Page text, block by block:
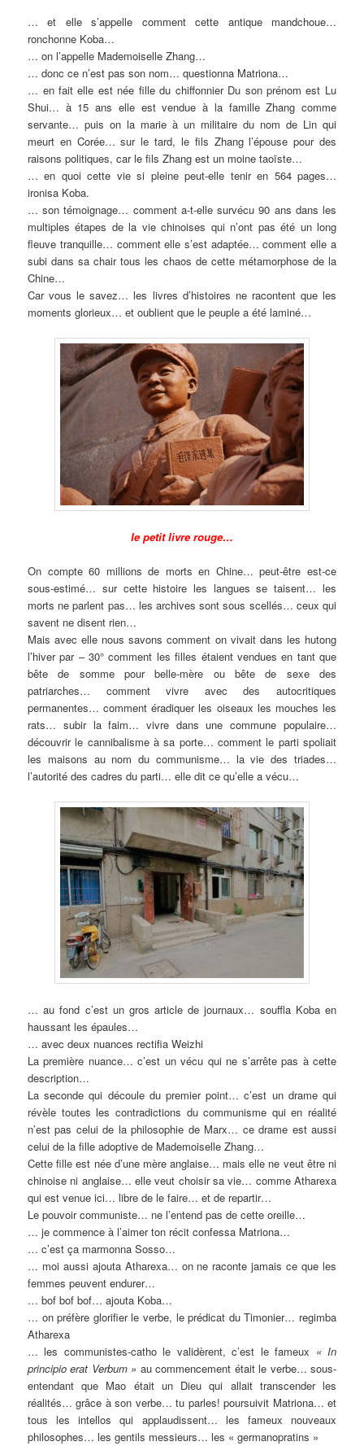
… et elle s’appelle comment cette antique mandchoue…
ronchonne Koba…
… on l’appelle Mademoiselle Zhang…
… donc ce n’est pas son nom… questionna Matriona…
… en fait elle est née fille du chiffonnier Du son prénom est Lu
Shui… à 15 ans elle est vendue à la famille Zhang comme
servante… puis on la marie à un militaire du nom de Lin qui
meurt en Corée… sur le tard, le fils Zhang l’épouse pour des
raisons politiques, car le fils Zhang est un moine taoïste…
… en quoi cette vie si pleine peut-elle tenir en 564 pages…
ironisa Koba.
… son témoignage… comment a-t-elle survécu 90 ans dans les
multiples étapes de la vie chinoises qui n’ont pas été un long
fleuve tranquille… comment elle s’est adaptée… comment elle a
subi dans sa chair tous les chaos de cette métamorphose de la
Chine…
Car vous le savez… les livres d’histoires ne racontent que les
moments glorieux… et oublient que le peuple a été laminé…
le petit livre rouge…
On compte 60 millions de morts en Chine… peut-être est-ce
sous-estimé… sur cette histoire les langues se taisent… les
morts ne parlent pas… les archives sont sous scellés… ceux qui
savent ne disent rien…
Mais avec elle nous savons comment on vivait dans les hutong
l’hiver par – 30° comment les filles étaient vendues en tant que
bête de somme pour belle-mère ou bête de sexe des
patriarches… comment vivre avec des autocritiques
permanentes… comment éradiquer les oiseaux les mouches les
rats… subir la faim… vivre dans une commune populaire…
découvrir le cannibalisme à sa porte… comment le parti spoliait
les maisons au nom du communisme… la vie des triades…
l’autorité des cadres du parti… elle dit ce qu’elle a vécu…
… au fond c’est un gros article de journaux… souffla Koba en
haussant les épaules…
… avec deux nuances rectifia Weizhi
La première nuance… c’est un vécu qui ne s’arrête pas à cette
description…
La seconde qui découle du premier point… c’est un drame qui
révèle toutes les contradictions du communisme qui en réalité
n’est pas celui de la philosophie de Marx… ce drame est aussi
celui de la fille adoptive de Mademoiselle Zhang…
Cette fille est née d’une mère anglaise… mais elle ne veut être ni
chinoise ni anglaise… elle veut choisir sa vie… comme Atharexa
qui est venue ici… libre de le faire… et de repartir…
Le pouvoir communiste… ne l’entend pas de cette oreille…
… je commence à l’aimer ton récit confessa Matriona…
… c’est ça marmonna Sosso…
… moi aussi ajouta Atharexa… on ne raconte jamais ce que les
femmes peuvent endurer…
… bof bof bof… ajouta Koba…
… on préfère glorifier le verbe, le prédicat du Timonier… regimba
Atharexa
… les communistes-catho le validèrent, c’est le fameux « In
principio erat Verbum » au commencement était le verbe… sous-
entendant que Mao était un Dieu qui allait transcender les
réalités… grâce à son verbe… tu parles! poursuivit Matriona… et
tous les intellos qui applaudissent… les fameux nouveaux
philosophes… les gentils messieurs… les « germanopratins »